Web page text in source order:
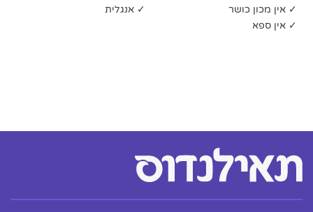
✓ אין מכון כושר
✓ אין ספא
✓ אנגלית